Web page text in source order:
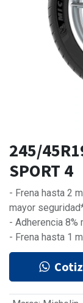
245/
SPORT 4
- Frena hasta 2
mayor
- Adherencia 8%
- Frena hasta 1